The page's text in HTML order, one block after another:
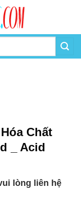
Chất
_ Acid
lòng liên hệ